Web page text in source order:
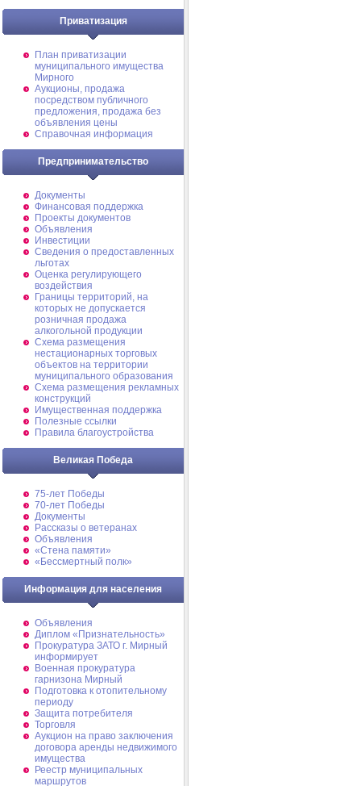
Приватизация
План приватизации
муниципального имущества
Мирного
Аукционы, продажа
посредством публичного
предложения, продажа без
объявления цены
Справочная информация
Предпринимательство
Документы
Финансовая поддержка
Проекты документов
Объявления
Инвестиции
Сведения о предоставленных
льготах
Оценка регулирующего
воздействия
Границы территорий, на
которых не допускается
розничная продажа
алкогольной продукции
Схема размещения
нестационарных торговых
объектов на территории
муниципального образования
Схема размещения рекламных
конструкций
Имущественная поддержка
Полезные ссылки
Правила благоустройства
Великая Победа
75-лет Победы
70-лет Победы
Документы
Рассказы о ветеранах
Объявления
«Стена памяти»
«Бессмертный полк»
Информация для населения
Объявления
Диплом «Признательность»
Прокуратура ЗАТО г. Мирный
информирует
Военная прокуратура
гарнизона Мирный
Подготовка к отопительному
периоду
Защита потребителя
Торговля
Аукцион на право заключения
договора аренды недвижимого
имущества
Реестр муниципальных
маршрутов